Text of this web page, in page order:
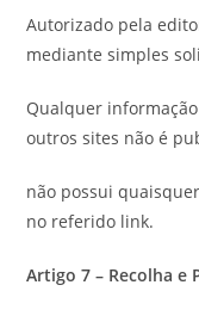
Autorizado pela
mediante simples
Qualquer
outros sites não é
não possui
no referido link.
Artigo 7 – Recolha e